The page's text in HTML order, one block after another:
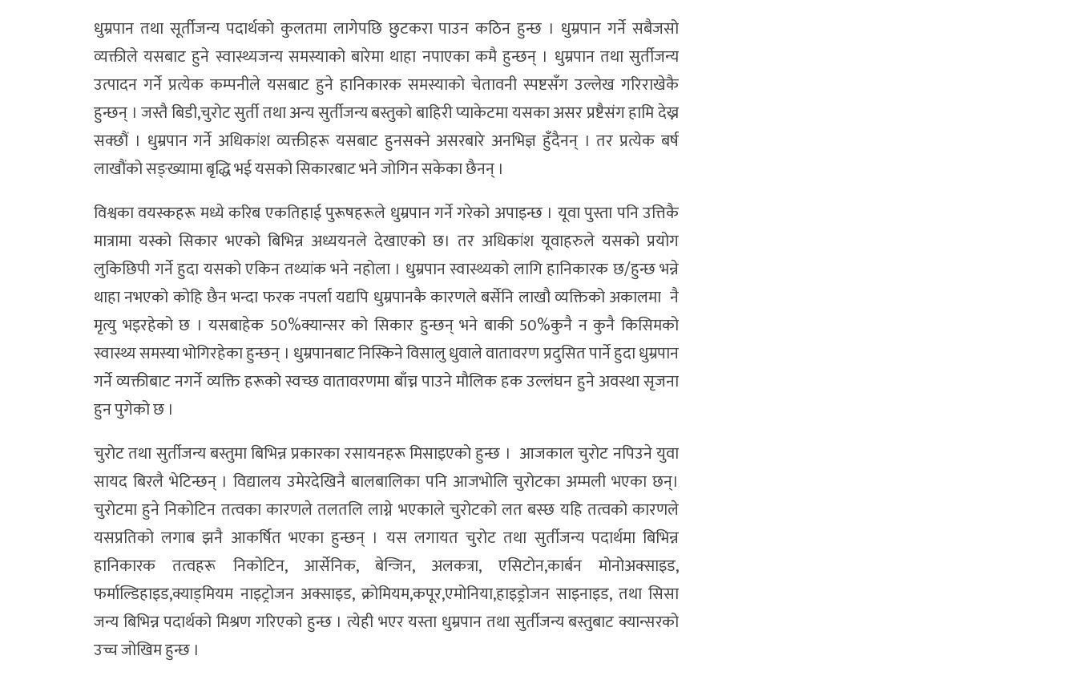
धुम्रपान तथा सूर्तीजन्य पदार्थको कुलतमा लागेपछि छुटकरा पाउन कठिन हुन्छ । धुम्रपान गर्ने सबैजसो
व्यक्तीले यसबाट हुने स्वास्थ्यजन्य समस्याको बारेमा थाहा नपाएका कमै हुन्छन् । धुम्रपान तथा सुर्तीजन्य
उत्पादन गर्ने प्रत्येक कम्पनीले यसबाट हुने हानिकारक समस्याको चेतावनी स्पष्टसँग उल्लेख गरिराखेकै
हुन्छन् । जस्तै बिडी,चुरोट सुर्ती तथा अन्य सुर्तीजन्य बस्तुको बाहिरी प्याकेटमा यसका असर प्रष्टैसंग हामि देख्न
सक्छौं । धुम्रपान गर्ने अधिकांश व्यक्तीहरू यसबाट हुनसक्ने असरबारे अनभिज्ञ हुँदैनन् । तर प्रत्येक बर्ष
लाखौंको सङ्ख्यामा बृद्धि भई यसको सिकारबाट भने जोगिन सकेका छैनन् ।
विश्वका वयस्कहरू मध्ये करिब एकतिहाई पुरूषहरूले धुम्रपान गर्ने गरेको अपाइन्छ । यूवा पुस्ता पनि उत्तिकै
मात्रामा यस्को सिकार भएको बिभिन्न अध्ययनले देखाएको छ। तर अधिकांश यूवाहरुले यसको प्रयोग
लुकिछिपी गर्ने हुदा यसको एकिन तथ्यांक भने नहोला । धुम्रपान स्वास्थ्यको लागि हानिकारक छ/हुन्छ भन्ने
थाहा नभएको कोहि छैन भन्दा फरक नपर्ला यद्यपि धुम्रपानकै कारणले बर्सेनि लाखौ व्यक्तिको अकालमा नै
मृत्यु भइरहेको छ । यसबाहेक 50%क्यान्सर को सिकार हुन्छन् भने बाकी 50%कुनै न कुनै किसिमको
स्वास्थ्य समस्या भोगिरहेका हुन्छन् । धुम्रपानबाट निस्किने विसालु धुवाले वातावरण प्रदुसित पार्ने हुदा धुम्रपान
गर्ने व्यक्तीबाट नगर्ने व्यक्ति हरूको स्वच्छ वातावरणमा बाँच्न पाउने मौलिक हक उल्लंघन हुने अवस्था सृजना
हुन पुगेको छ ।
चुरोट तथा सुर्तीजन्य बस्तुमा बिभिन्न प्रकारका रसायनहरू मिसाइएको हुन्छ । आजकाल चुरोट नपिउने युवा
सायद बिरलै भेटिन्छन् । विद्यालय उमेरदेखिनै बालबालिका पनि आजभोलि चुरोटका अम्मली भएका छन्।
चुरोटमा हुने निकोटिन तत्वका कारणले तलतलि लाग्ने भएकाले चुरोटको लत बस्छ यहि तत्वको कारणले
यसप्रतिको लगाब झनै आकर्षित भएका हुन्छन् । यस लगायत चुरोट तथा सुर्तीजन्य पदार्थमा बिभिन्न
हानिकारक तत्वहरू निकोटिन, आर्सेनिक, बेन्जिन, अलकत्रा, एसिटोन,कार्बन मोनोअक्साइड,
फर्माल्डिहाइड,क्याड्मियम नाइट्रोजन अक्साइड, क्रोमियम,कपूर,एमोनिया,हाइड्रोजन साइनाइड, तथा सिसा
जन्य बिभिन्न पदार्थको मिश्रण गरिएको हुन्छ । त्येही भएर यस्ता धुम्रपान तथा सुर्तीजन्य बस्तुबाट क्यान्सरको
उच्च जोखिम हुन्छ ।